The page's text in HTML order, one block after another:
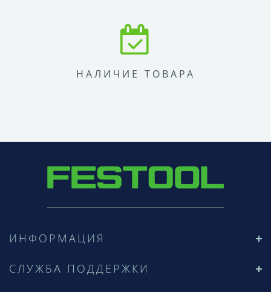
НАЛИЧИЕ ТОВАРА
ИНФОРМАЦИЯ
СЛУЖБА ПОДДЕРЖКИ